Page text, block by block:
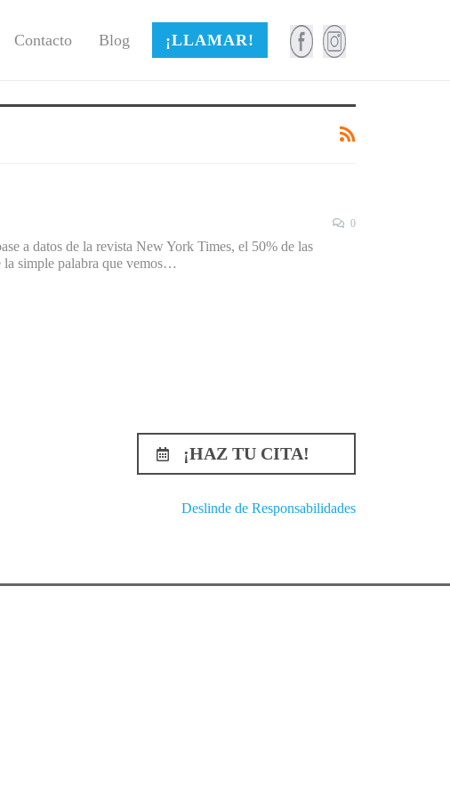
Contacto Blog ¡LLAMAR!
0
a datos de la revista New York Times, el 50% de las
la simple palabra que vemos…
¡HAZ TU CITA!
Deslinde de Responsabilidades